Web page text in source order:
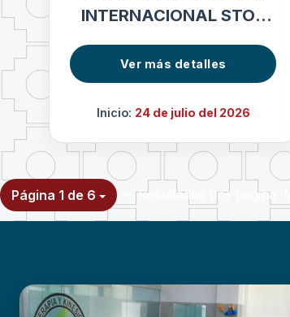
INTERNACIONAL STOP
THE BLEED
Ver más detalles
Inicio: 24 de julio del 2026
Página 1 de 6 — Resultados por página